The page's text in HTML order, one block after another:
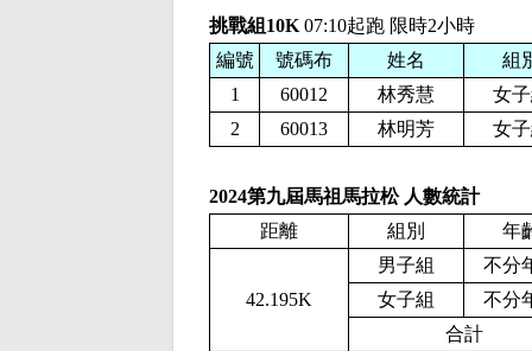
挑戰組10K 07:10起跑 限時2小時
編號
號碼布 姓名
組
1
60012 林秀慧
女
2
60013 林明芳 女
2024第九屆馬祖馬拉松 人數統計
距離
組別 年
42.195K
男子組
不分
女子組
不分
合計